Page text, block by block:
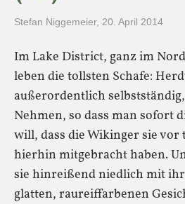
Stefan Niggemeier, 20. April 2014
Im Lake District, ganz im
leben die tollsten Schafe:
außerordentlich
Nehmen, so dass man sofort
will, dass die Wikinger sie vor
hierhin mitgebracht haben.
sie hinreißend niedlich mit
glatten, raureiffarbenen